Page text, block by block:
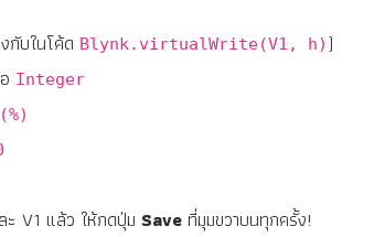
กับในโค้ด Blynk.virtualWrite(V1, h) )
Integer
V1 แล้ว ให้กดปุ่ม Saveที่มุมขวาบนทุกครั้ง!